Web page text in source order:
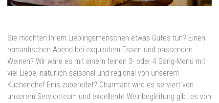
Sie möchten Ihrem Lieblingsmenschen etwas Gutes tun? Einen
romantischen Abend bei exquisitem Essen und passenden
Weinen? Wir wäre es mit einem feinen 3- oder 4 Gang-Menü mit
viel Liebe, natürlich saisonal und regional von unserem
Küchenchef Enis zubereitet? Charmant wird es serviert von
unserem Serviceteam und excellente Weinbegleitung gibt es von